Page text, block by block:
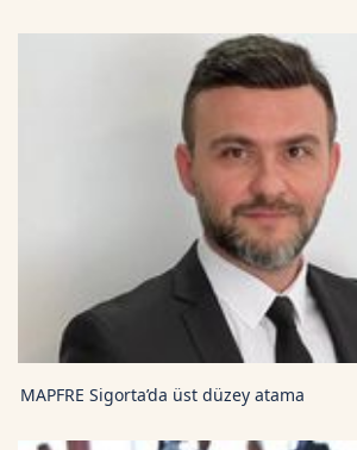
MAPFRE Sigorta’da üst düzey atama